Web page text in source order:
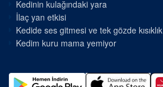
Kedinin kulağındaki yara
İlaç yan etkisi
Kedide ses gitmesi ve tek gözde kısıklık
Kedim kuru mama yemiyor